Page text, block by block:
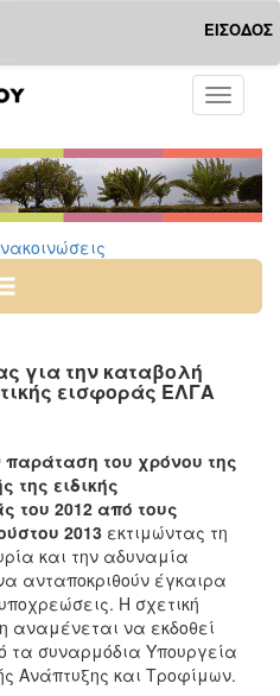
ΕΙΣΟΔΟΣ
Toggle
για την καταβολή
εισφοράς ΕΛΓΑ
του χρόνου της
της ειδικής
του 2012 από τους
2013 εκτιμώντας τη
και την αδυναμία
ανταποκριθούν έγκαιρα
Η σχετική
αναμένεται να εκδοθεί
τα συναρμόδια Υπουργεία
Ανάπτυξης και Τροφίμων.